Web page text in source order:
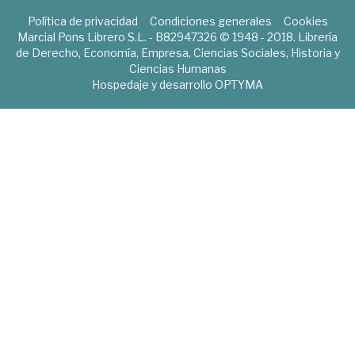
Política de privacidad Condiciones generales
Cookies
Marcial Pons Librero S.L. - B82947326 © 1948 - 2018. Librería
de Derecho, Economía, Empresa, Ciencias Sociales, Historia y
Ciencias Humanas
Hospedaje y desarrollo OPTYMA